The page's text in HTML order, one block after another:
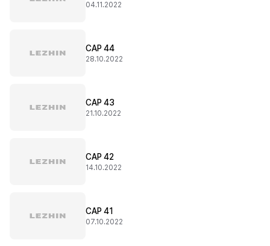
04.11.2022
CAP 44
28.10.2022
CAP 43
21.10.2022
CAP 42
14.10.2022
CAP 41
07.10.2022